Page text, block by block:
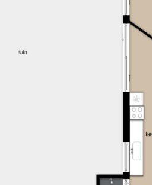
kans voor liefhebbers van
dromen van een woning
aan de voorzijde bevindt
die in open verbinding
Dankzij de plafondhoogte
de grote raampartijen voelt
opgesteld en biedt
kookeiland of een royale
heerlijke plek is om te